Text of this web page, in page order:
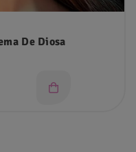
De Diosa